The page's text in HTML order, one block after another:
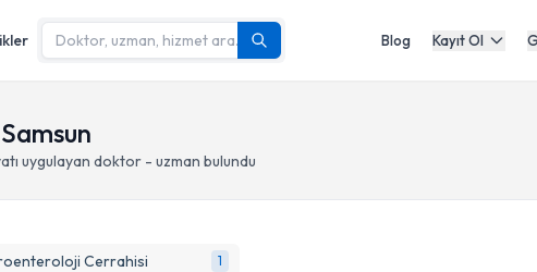
Blog Kayıt Ol
uygulayan doktor - uzman bulundu
Cerrahisi 1